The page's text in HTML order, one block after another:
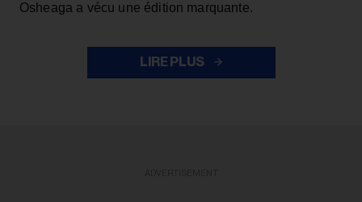
Osheaga a vécu une édition marquante.
LIRE PLUS